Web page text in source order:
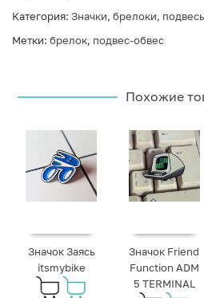
Категория: Значки, брелоки,
Метки: брелок, подвес-обвес
Похожие
Значок Заясь
itsmybike
Значок Friend
Function ADM
5 TERMINAL